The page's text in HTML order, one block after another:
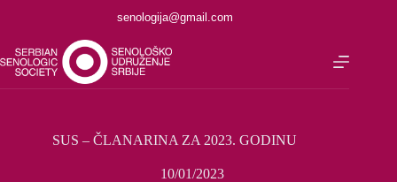
senologija@gmail.com
SUS – ČLANARINA ZA 2023. GODINU
10/01/2023